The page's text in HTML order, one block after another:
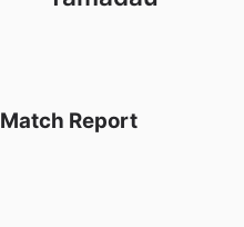
Match Report